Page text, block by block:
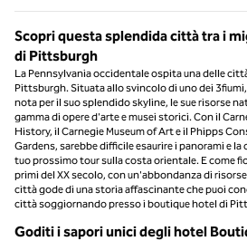
Scopri questa splendida città tra i
di Pittsburgh
La Pennsylvania occidentale ospita una delle
Pittsburgh. Situata allo svincolo di uno dei
nota per il suo splendido skyline, le sue risorse
gamma di opere d'arte e musei storici. Con il
History, il Carnegie Museum of Art e il Phipps
Gardens, sarebbe difficile esaurire i panorami e
tuo prossimo tour sulla costa orientale. E come
primi del XX secolo, con un'abbondanza di
città gode di una storia affascinante che puoi
città soggiornando presso i boutique hotel di
Goditi i sapori unici degli hotel